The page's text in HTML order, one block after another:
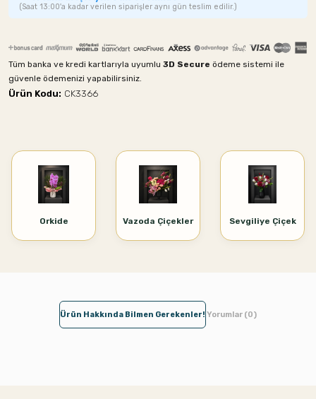
(Saat 13:00'a kadar verilen siparişler aynı gün teslim edilir.)
Tüm banka ve kredi kartlarıyla uyumlu 3D Secure ödeme sistemi ile
güvenle ödemenizi yapabilirsiniz.
Ürün Kodu: CK3366
Orkide Vazoda Çiçekler Sevgiliye Çiçek
Ürün Hakkında Bilmen Gerekenler! Yorumlar (0)